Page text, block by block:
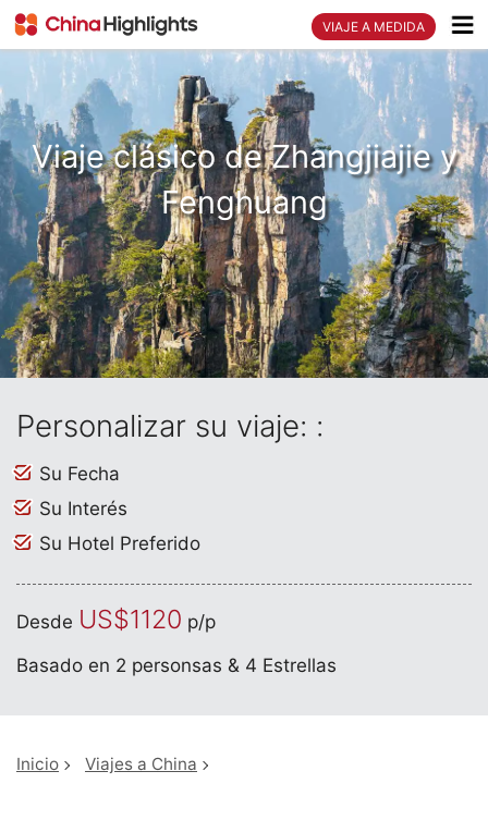
VIAJE A MEDIDA
Viaje clásico de Zhangjiajie y
Fenghuang
Personalizar su viaje: :
Su Fecha
Su Interés
Su Hotel Preferido
Desde US$1120 p/p
Basado en 2 personsas & 4 Estrellas
Inicio Viajes a China